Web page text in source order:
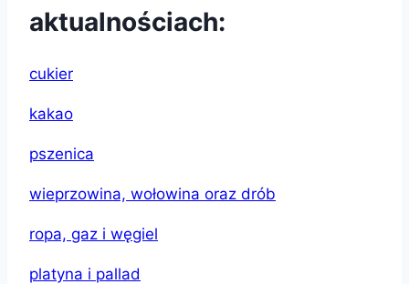
aktualnościach:
cukier
kakao
pszenica
wieprzowina, wołowina oraz drób
ropa, gaz i węgiel
platyna i pallad